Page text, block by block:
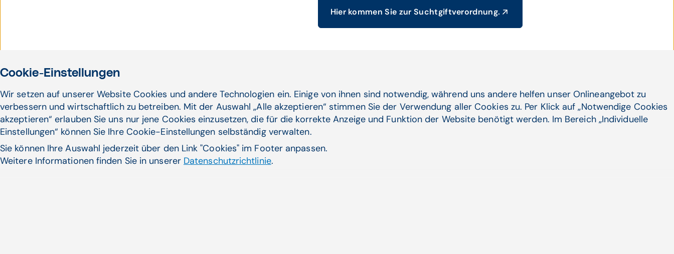
Hier kommen Sie zur Suchtgiftverordnung.
Der Schlüssel zu fast verlorenen Daten
Die BitLocker-Verschlüsselung ist eine wichtige
Cookie-Einstellungen
Wir setzen auf unserer Website Cookies und andere Technologien ein. Einige von ihnen sind notwendig, während uns andere helfen unser Onlineangebot zu
verbessern und wirtschaftlich zu betreiben. Mit der Auswahl „Alle akzeptieren“ stimmen Sie der Verwendung aller Cookies zu. Per Klick auf „Notwendige Cookies
akzeptieren“ erlauben Sie uns nur jene Cookies einzusetzen, die für die korrekte Anzeige und Funktion der Website benötigt werden. Im Bereich „Individuelle
Einstellungen“ können Sie Ihre Cookie-Einstellungen selbständig verwalten.
Sie können Ihre Auswahl jederzeit über den Link "Cookies" im Footer anpassen.
Weitere Informationen finden Sie in unserer Datenschutzrichtlinie.